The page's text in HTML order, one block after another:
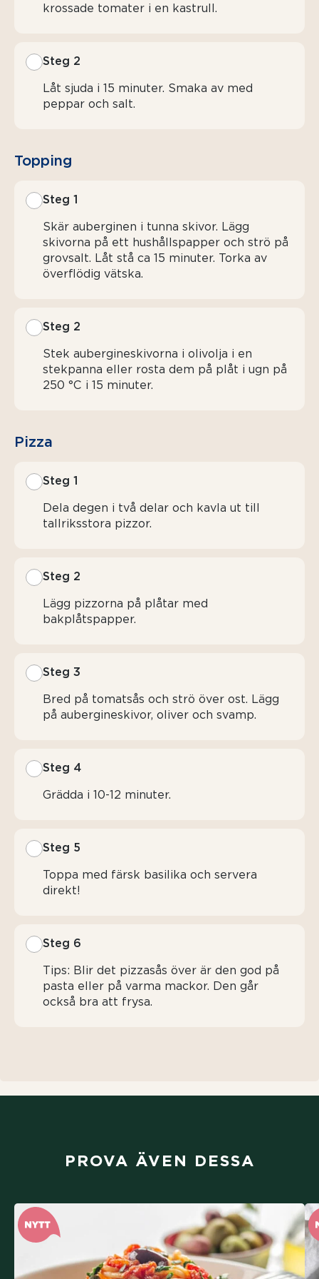
krossade tomater i en kastrull.
Steg 2
Låt sjuda i 15 minuter. Smaka av med
peppar och salt.
Topping
Steg 1
Skär auberginen i tunna skivor. Lägg
skivorna på ett hushållspapper och strö på
grovsalt. Låt stå ca 15 minuter. Torka av
överflödig vätska.
Steg 2
Stek aubergineskivorna i olivolja i en
stekpanna eller rosta dem på plåt i ugn på
250 °C i 15 minuter.
Pizza
Steg 1
Dela degen i två delar och kavla ut till
tallriksstora pizzor.
Steg 2
Lägg pizzorna på plåtar med
bakplåtspapper.
Steg 3
Bred på tomatsås och strö över ost. Lägg
på aubergineskivor, oliver och svamp.
Steg 4
Grädda i 10-12 minuter.
Steg 5
Toppa med färsk basilika och servera
direkt!
Steg 6
Tips: Blir det pizzasås över är den god på
pasta eller på varma mackor. Den går
också bra att frysa.
PROVA ÄVEN DESSA